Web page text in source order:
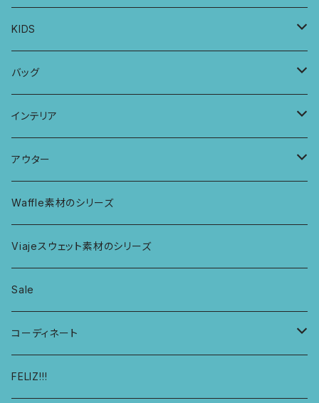
半袖ワンピース
カシュクールブラ
プレーンショーツ
ボンバチャショーツ
総レースショーツ
レディースボクサー
シュシュ
ヘアターバン
三つ編み紐
メンズボクサー
パンツ
トップス
KIDS
KIDS 羽根つきTシャツ
KIDS Tシャツ
KIDS ロングスリーブトップス
KIDS ラグランスリーブ長袖トップス
KIDS アラジンパンツ
KIDS ジョギングパンツ
KIDS レギンス
KIDS スウェットパーカー
バッグ
PCケース
マルシェバッグ
インテリア
カーテン
ラグ
なべつかみ
プフ
アウター
パーカー
ジャケット
Waffle素材のシリーズ
Viajeスウェット素材のシリーズ
Sale
コーディネート
コーディネート1
FELIZ!!!